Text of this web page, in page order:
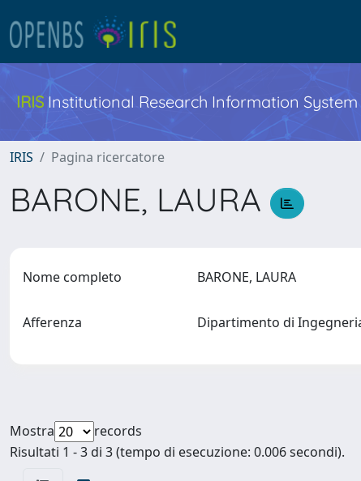
IRIS Institutional Research Information System
IRIS Pagina ricercatore
BARONE, LAURA
Nome completo BARONE, LAURA
Afferenza Dipartimento di
Mostra
records
Risultati 1 - 3 di 3 (tempo di esecuzione: 0.006 secondi).